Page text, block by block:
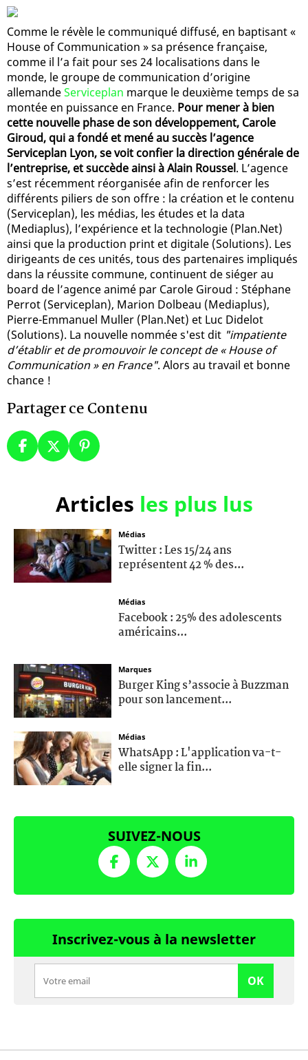
Comme le révèle le communiqué diffusé, en baptisant «
House of Communication » sa présence française,
comme il l’a fait pour ses 24 localisations dans le
monde, le groupe de communication d’origine
allemandeServiceplan marque le deuxième temps de sa
montée en puissance en France. Pour mener à bien
cette nouvelle phase de son développement, Carole
Giroud, qui a fondé et mené au succès l’agence
Serviceplan Lyon, se voit confier la direction générale de
l’entreprise, et succède ainsi à Alain Roussel. L’agence
s’est récemment réorganisée afin de renforcer les
différents piliers de son offre : la création et le contenu
(Serviceplan), les médias, les études et la data
(Mediaplus), l’expérience et la technologie (Plan.Net)
ainsi que la production print et digitale (Solutions). Les
dirigeants de ces unités, tous des partenaires impliqués
dans la réussite commune, continuent de siéger au
board de l’agence animé par Carole Giroud : Stéphane
Perrot (Serviceplan), Marion Dolbeau (Mediaplus),
Pierre-Emmanuel Muller (Plan.Net) et Luc Didelot
(Solutions). La nouvelle nommée s'est dit "impatiente
d’établir et de promouvoir le concept de « House of
Communication » en France". Alors au travail et bonne
chance !
Partager ce Contenu
Articles les plus lus
Médias
Twitter : Les 15/24 ans
représentent 42 % des...
Médias
Facebook : 25% des adolescents
américains...
Marques
Burger King s’associe à Buzzman
pour son lancement...
Médias
WhatsApp : L'application va-t-
elle signer la fin...
SUIVEZ-NOUS
Inscrivez-vous à la newsletter
OK